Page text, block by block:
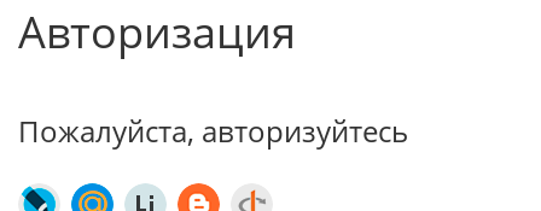
Авторизация
Пожалуйста, авторизуйтесь